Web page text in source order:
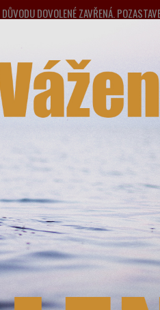
DOVOLENÉ ZAVŘENÁ.
PODMÍNKY KONTAKTY
s omezenou
nebylo nalezeno žádné zboží.